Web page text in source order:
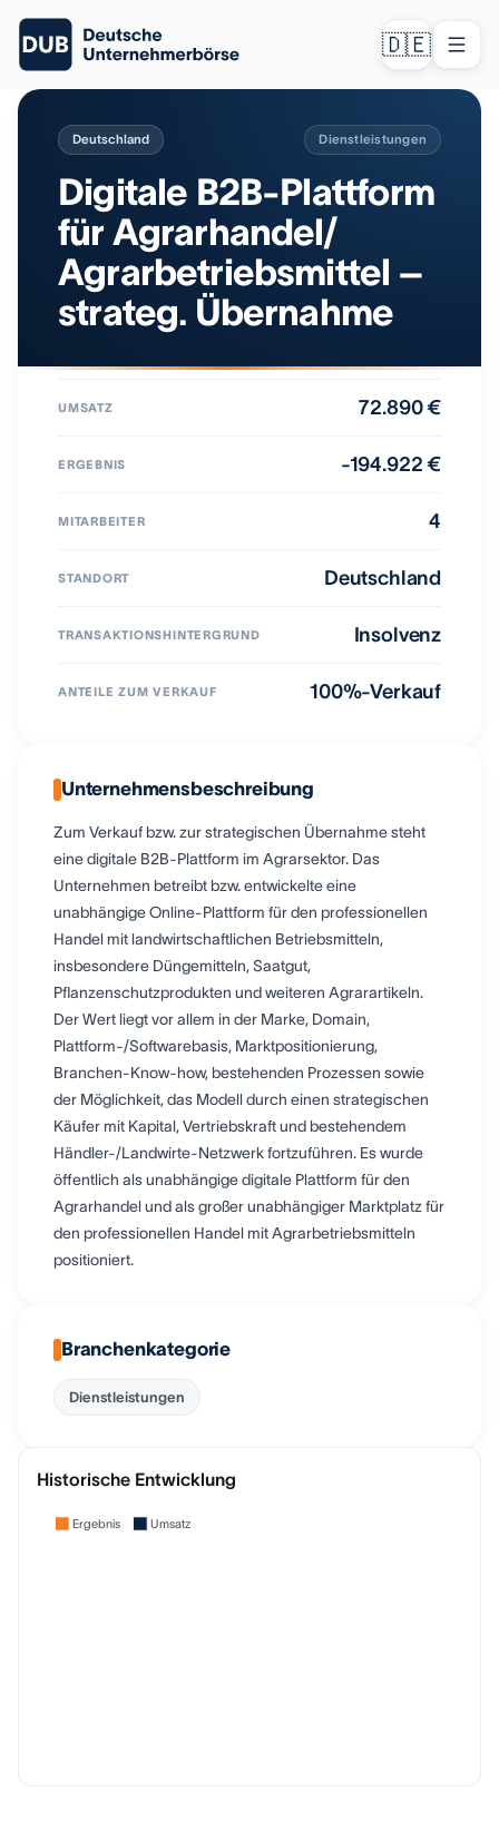
🇩🇪
Deutschland Dienstleistungen
Digitale B2B-Plattform
für Agrarhandel/
Agrarbetriebsmittel –
strateg. Übernahme
UMSATZ 72.890 €
ERGEBNIS -194.922 €
MITARBEITER 4
STANDORT Deutschland
TRANSAKTIONSHINTERGRUND Insolvenz
ANTEILE ZUM VERKAUF 100%-Verkauf
Unternehmensbeschreibung
Zum Verkauf bzw. zur strategischen Übernahme steht
eine digitale B2B-Plattform im Agrarsektor. Das
Unternehmen betreibt bzw. entwickelte eine
unabhängige Online-Plattform für den professionellen
Handel mit landwirtschaftlichen Betriebsmitteln,
insbesondere Düngemitteln, Saatgut,
Pflanzenschutzprodukten und weiteren Agrarartikeln.
Der Wert liegt vor allem in der Marke, Domain,
Plattform-/Softwarebasis, Marktpositionierung,
Branchen-Know-how, bestehenden Prozessen sowie
der Möglichkeit, das Modell durch einen strategischen
Käufer mit Kapital, Vertriebskraft und bestehendem
Händler-/Landwirte-Netzwerk fortzuführen. Es wurde
öffentlich als unabhängige digitale Plattform für den
Agrarhandel und als großer unabhängiger Marktplatz für
den professionellen Handel mit Agrarbetriebsmitteln
positioniert.
Branchenkategorie
Dienstleistungen
Historische Entwicklung
Ergebnis Umsatz